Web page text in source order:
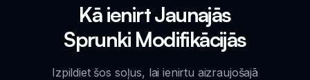
Kā ienirt Jaunajās
Sprunki Modifikācijās
Izpildiet šos soļus, lai ienirtu aizraujošajā